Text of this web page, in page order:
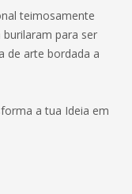
teimosamente
para ser
de arte bordada a
a tua Ideia em